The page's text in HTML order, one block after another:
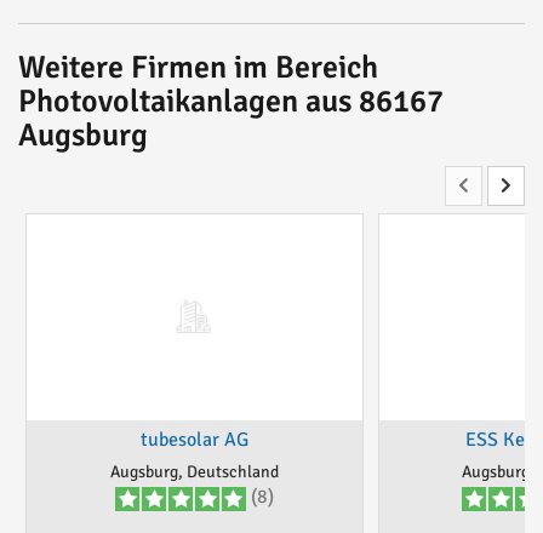
Weitere Firmen im Bereich
Photovoltaikanlagen aus 86167
Augsburg
tubesolar AG
Augsburg, Deutschland
(8)
ESS
Augsburg,